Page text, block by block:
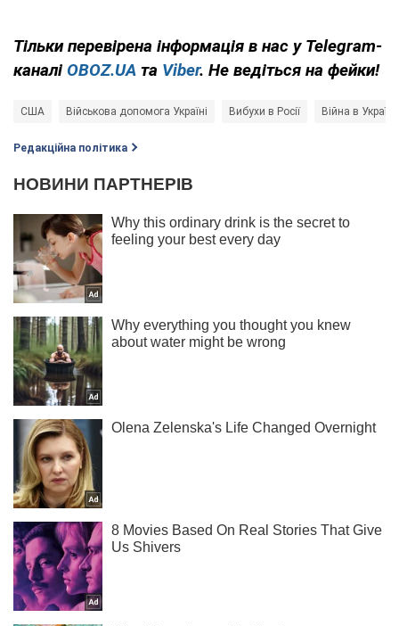
Тільки перевірена інформація в нас у Telegram-
каналі OBOZ.UA та Viber. Не ведіться на фейки!
США Військова допомога Україні Вибухи в Росії Війна в Україні
Редакційна політика